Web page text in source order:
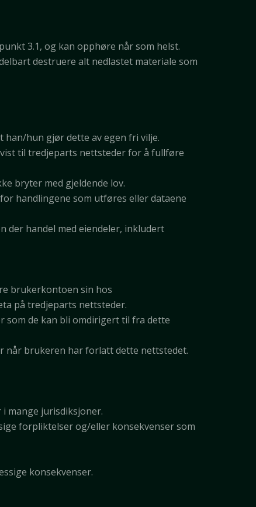
3.1, og kan opphøre når som helst.
destruere alt nedlastet materiale som
hun gjør dette av egen fri vilje.
til tredjeparts nettsteder for å fullføre
bryter med gjeldende lov.
handlingene som utføres eller dataene
der handel med eiendeler, inkludert
brukerkontoen sin hos
på tredjeparts nettsteder.
som de kan bli omdirigert til fra dette
når brukeren har forlatt dette nettstedet.
mange jurisdiksjoner.
forpliktelser og/eller konsekvenser som
konsekvenser.